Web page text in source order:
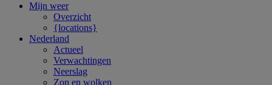
Mijn weer
Overzicht
{locations}
Nederland
Actueel
Verwachtingen
Neerslag
Zon en wolken